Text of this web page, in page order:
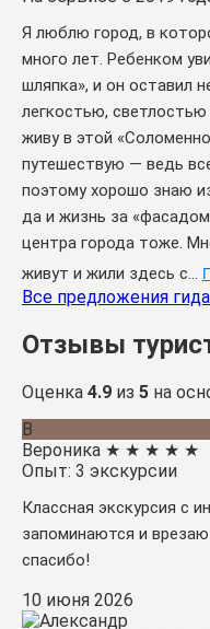
Я люблю город, в
много лет. Ребенком
шляпка», и он оставил
легкостью,
живу в этой
путешествую — ведь
поэтому хорошо знаю
да и жизнь за
центра города тоже.
живут и жили здесь с...
Все предложения гида
Отзывы
Оценка 4.9 из 5 на
В
Вероника ★ ★ ★ ★ ★
Опыт: 3 экскурсии
Классная экскурсия с
запоминаются и
спасибо!
10 июня 2026